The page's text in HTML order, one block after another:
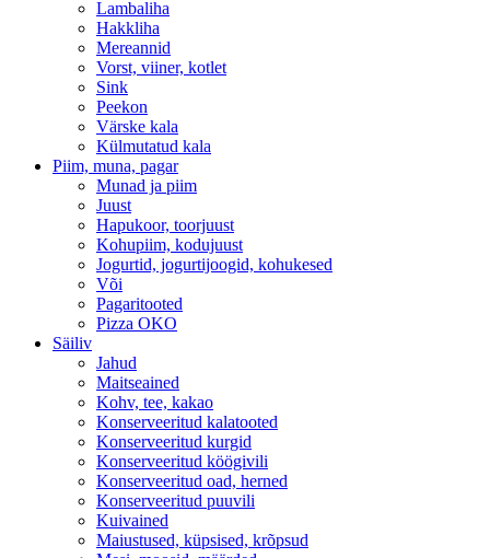
Lambaliha
Hakkliha
Mereannid
Vorst, viiner, kotlet
Sink
Peekon
Värske kala
Külmutatud kala
Piim, muna, pagar
Munad ja piim
Juust
Hapukoor, toorjuust
Kohupiim, kodujuust
Jogurtid, jogurtijoogid, kohukesed
Või
Pagaritooted
Pizza OKO
Säiliv
Jahud
Maitseained
Kohv, tee, kakao
Konserveeritud kalatooted
Konserveeritud kurgid
Konserveeritud köögivili
Konserveeritud oad, herned
Konserveeritud puuvili
Kuivained
Maiustused, küpsised, krõpsud